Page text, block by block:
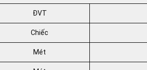
ĐVT
Chiếc
Mét